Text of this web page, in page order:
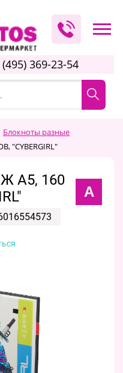
(495) 369-23-54
Блокноты разные
"CYBERGIRL"
А5, 160
А